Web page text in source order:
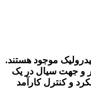
موجود هستند.
و جهت سیال در یک
و کنترل کارآمد